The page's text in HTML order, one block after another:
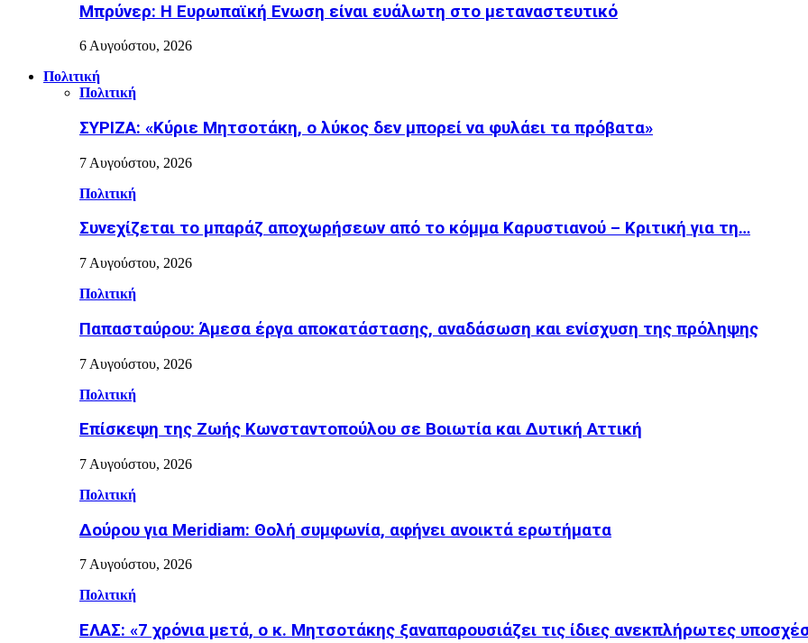
Μπρύνερ: Η Ευρωπαϊκή Ενωση είναι ευάλωτη στο μεταναστευτικό
6 Αυγούστου, 2026
Πολιτική
Πολιτική
ΣΥΡΙΖΑ: «Κύριε Μητσοτάκη, ο λύκος δεν μπορεί να φυλάει τα πρόβατα»
7 Αυγούστου, 2026
Πολιτική
Συνεχίζεται το μπαράζ αποχωρήσεων από το κόμμα Καρυστιανού – Κριτική για τη…
7 Αυγούστου, 2026
Πολιτική
Παπασταύρου: Άμεσα έργα αποκατάστασης, αναδάσωση και ενίσχυση της πρόληψης
7 Αυγούστου, 2026
Πολιτική
Επίσκεψη της Ζωής Κωνσταντοπούλου σε Βοιωτία και Δυτική Αττική
7 Αυγούστου, 2026
Πολιτική
Δούρου για Meridiam: Θολή συμφωνία, αφήνει ανοικτά ερωτήματα
7 Αυγούστου, 2026
Πολιτική
ΕΛΑΣ: «7 χρόνια μετά, ο κ. Μητσοτάκης ξαναπαρουσιάζει τις ίδιες ανεκπλήρωτες